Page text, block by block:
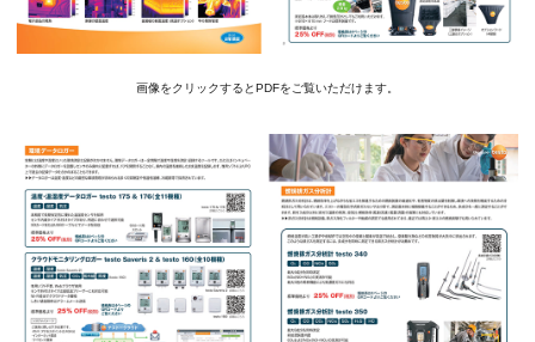
画像をクリックするとPDFをご覧いただけます。